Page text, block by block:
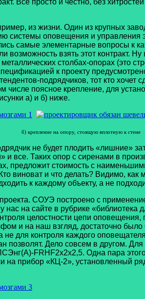
из жизни. Один из крупных
системы оповещения и
самые элементарные вопросы к
возможность взять этот
металлических столбах-опорах (это
к проекту
подрядчиков, тот кто
числе поясное крепление, для
а) и б) ниже.
крепление на опору, стоящую вплотную к стене
не будет плодить «лишние»
и все. Таких опор с сиренами в
предложит стоимость с
виноват и что делать? Видимо,
к каждому объекту, а не
СОУЭ построено с
нас на сайте в рубрике
целостности цепи
и на наш взгляд, достаточно
не для контроля каждого
позволят. Дело совсем в другом.
FRHF2х2х2,5. Одна пара
на прибор «КЦ-2», установленный